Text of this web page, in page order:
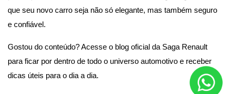
que seu novo carro seja não só elegante, mas também seguro
e confiável.
Gostou do conteúdo? Acesse o blog oficial da Saga Renault
para ficar por dentro de todo o universo automotivo e receber
dicas úteis para o dia a dia.